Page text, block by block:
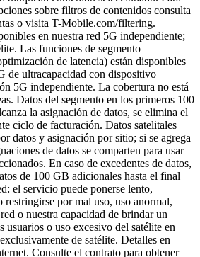
sobre filtros de contenidos consulta
o visita T-Mobile.com/filtering.
en nuestra red 5G independiente;
Las funciones de segmento
de latencia) están disponibles
de ultracapacidad con dispositivo
5G independiente. La cobertura no está
Datos del segmento en los primeros 100
la asignación de datos, se elimina el
ciclo de facturación. Datos satelitales
datos y asignación por sitio; si se agrega
de datos se comparten para usar
En caso de excedentes de datos,
de 100 GB adicionales hasta el final
el servicio puede ponerse lento,
restringirse por mal uso, uso anormal,
o nuestra capacidad de brindar un
usuarios o uso excesivo del satélite en
de satélite. Detalles en
Consulte el contrato para obtener